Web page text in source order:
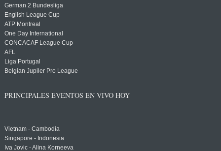
German 2 Bundesliga
English League Cup
ATP Montreal
One Day International
CONCACAF League Cup
AFL
Liga Portugal
Belgian Jupiler Pro League
PRINCIPALES EVENTOS EN VIVO HOY
Vietnam - Cambodia
Singapore - Indonesia
Iva Jovic - Alina Korneeva